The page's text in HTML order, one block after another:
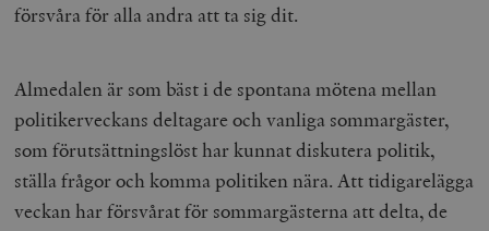
försvåra för alla andra att ta sig dit.
Almedalen är som bäst i de spontana mötena mellan
politikerveckans deltagare och vanliga sommargäster,
som förutsättningslöst har kunnat diskutera politik,
ställa frågor och komma politiken nära. Att tidigarelägga
veckan har försvårat för sommargästerna att delta, de